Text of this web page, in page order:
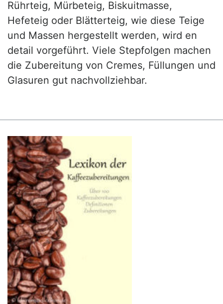
Rührteig, Mürbeteig, Biskuitmasse,
Hefeteig oder Blätterteig, wie diese Teige
und Massen hergestellt werden, wird en
detail vorgeführt. Viele Stepfolgen machen
die Zubereitung von Cremes, Füllungen und
Glasuren gut nachvollziehbar.